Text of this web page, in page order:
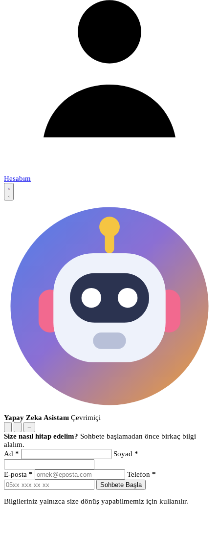
Hesabım
Yapay Zeka Asistanı Çevrimiçi
−
Size nasıl hitap edelim? Sohbete başlamadan önce birkaç bilgi
alalım.
Ad * Soyad *
E-posta * Telefon *
Sohbete Başla
Bilgileriniz yalnızca size dönüş yapabilmemiz için kullanılır.